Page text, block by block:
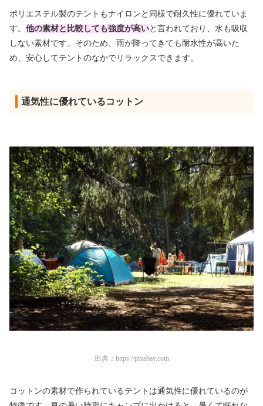
ポリエステル製のテントもナイロンと同様で耐久性に優れていま
す。 他の素材と比較しても強度が高いと言われており、水も吸収
しない素材です。そのため、 雨が降ってきても耐水性が高いた
め、安心してテントのなかでリラックスできます。
通気性に優れているコットン
出典： https://pixabay.com
コットンの素材で作られているテントは通気性に優れているのが